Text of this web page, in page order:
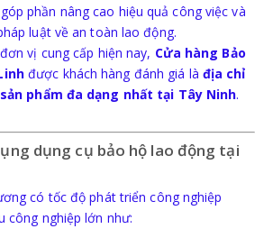
VỆ LAO ĐỘNG
VỆ LAO ĐỘNG PHÒNG SẠCH
phần nâng cao hiệu quả công việc và
luật về an toàn lao động.
vị cung cấp hiện nay, Cửa hàng Bảo
được khách hàng đánh giá là địa chỉ
phẩm đa dạng nhất tại Tây Ninh.
dụng cụ bảo hộ lao động tại
có tốc độ phát triển công nghiệp
công nghiệp lớn như: